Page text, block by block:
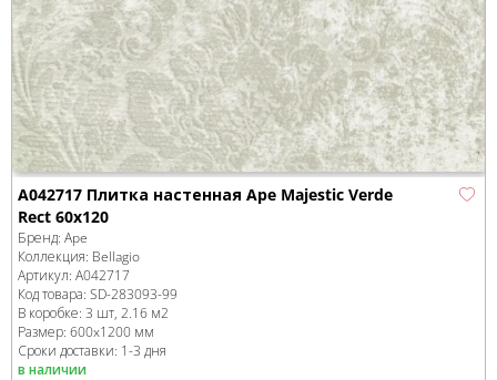
A042717 Плитка настенная Ape Majestic Verde
Rect 60x120
Бренд: Ape
Коллекция: Bellagio
Артикул: A042717
Код товара: SD-283093-99
В коробке: 3 шт, 2.16 м2
Размер: 600x1200 мм
Сроки доставки: 1-3 дня
в наличии